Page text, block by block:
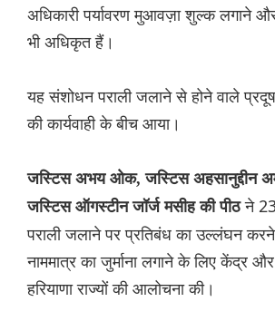
अधिकारी पर्यावरण मुआवज़ा शुल्क लगाने
भी अधिकृत हैं।
यह संशोधन पराली जलाने से होने वाले
की कार्यवाही के बीच आया।
जस्टिस अभय ओक, जस्टिस अहसानुद्दीन
जस्टिस ऑगस्टीन जॉर्ज मसीह की पीठने
पराली जलाने पर प्रतिबंध का उल्लंघन करने
नाममात्र का जुर्माना लगाने के लिए केंद्र
हरियाणा राज्यों की आलोचना की।